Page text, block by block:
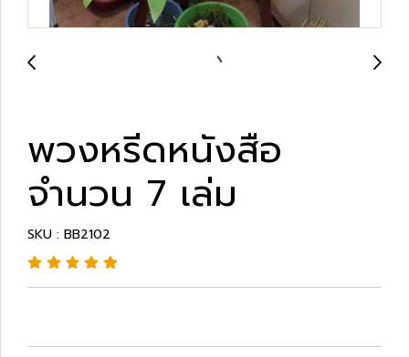
พวงหรีดหนังสือ
จำนวน 7 เล่ม
SKU : BB2102